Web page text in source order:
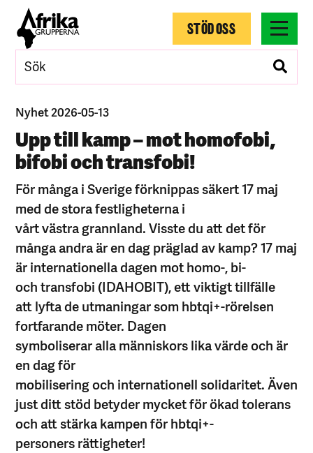
STÖD OSS
Nyhet 2026-05-13
Upp till kamp – mot homofobi,
bifobi och transfobi!
För många i Sverige förknippas säkert 17 maj
med de stora festligheterna i
vårt västra grannland. Visste du att det för
många andra är en dag präglad av kamp? 17 maj
är internationella dagen mot homo-, bi-
och transfobi (IDAHOBIT), ett viktigt tillfälle
att lyfta de utmaningar som hbtqi+-rörelsen
fortfarande möter. Dagen
symboliserar alla människors lika värde och är
en dag för
mobilisering och internationell solidaritet. Även
just ditt stöd betyder mycket för ökad tolerans
och att stärka kampen för hbtqi+-
personers rättigheter!